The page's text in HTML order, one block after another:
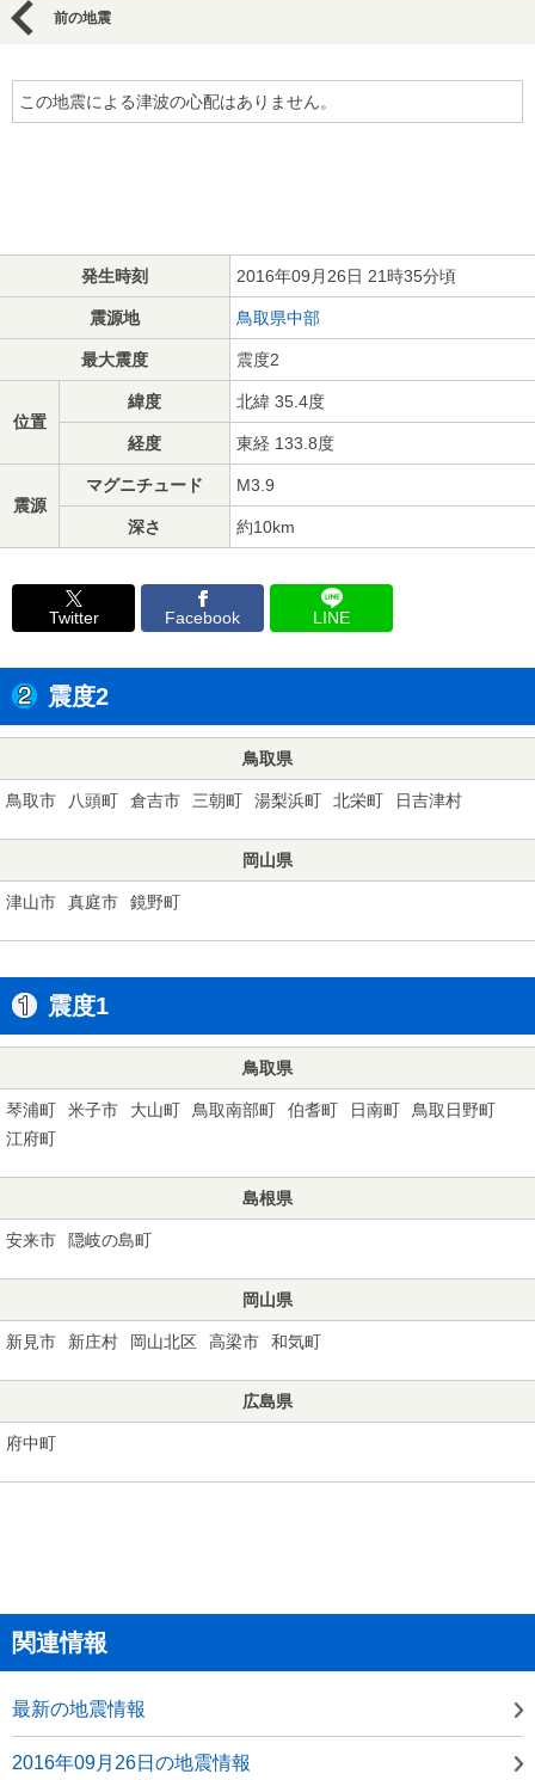
前の地震
この地震による津波の心配はありません。
発生時刻 2016年09月26日 21時35分頃
震源地 鳥取県中部
最大震度 震度2
位置
緯度 北緯 35.4度
経度 東経 133.8度
震源
マグニチュード M3.9
深さ 約10km
Twitter Facebook LINE
震度2
鳥取県
鳥取市 八頭町 倉吉市 三朝町 湯梨浜町 北栄町 日吉津村
岡山県
津山市 真庭市 鏡野町
震度1
鳥取県
琴浦町 米子市 大山町 鳥取南部町 伯耆町 日南町
鳥取日野町
江府町
島根県
安来市 隠岐の島町
岡山県
新見市 新庄村 岡山北区 高梁市 和気町
広島県
府中町
関連情報
最新の地震情報
2016年09月26日の地震情報